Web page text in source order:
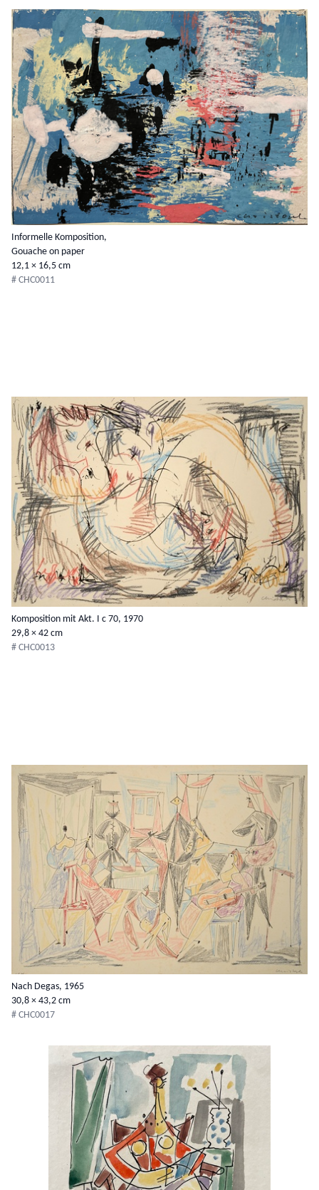
Informelle Komposition,
Gouache on paper
12,1 × 16,5 cm
# CHC0011
Komposition mit Akt. I c 70, 1970
29,8 × 42 cm
# CHC0013
Nach Degas, 1965
30,8 × 43,2 cm
# CHC0017